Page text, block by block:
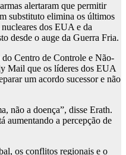
alertaram que permitir
substituto elimina os últimos
dos EUA e da
desde o auge da Guerra Fria.
Centro de Controle e Não-
Mail que os líderes dos EUA
um acordo sucessor e não
não a doença”, disse Erath.
aumentando a percepção de
os conflitos regionais e o